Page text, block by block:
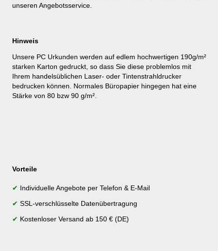
unseren Angebotsservice
Hinweis
Unsere PC Urkunden werden auf edlem hochwertigen 190g/m²
starken Karton gedruckt, so dass Sie diese problemlos mit
Ihrem handelsüblichen Laser- oder Tintenstrahldrucker
bedrucken können. Normales Büropapier hingegen hat eine
Stärke von 80 bzw 90 g/m².
Vorteile
✔ Individuelle Angebote per Telefon & E-Mail
✔ SSL-verschlüsselte Datenübertragung
✔ Kostenloser Versand ab 150 € (DE)